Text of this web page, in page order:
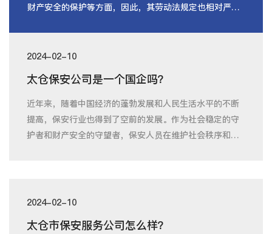
财产安全的保护等方面，因此，其劳动法规定也相对严
2024-02-10
太仓保安公司是一个国企吗？
近年来，随着中国经济的蓬勃发展和人民生活水平的不断
提高，保安行业也得到了空前的发展。作为社会稳定的守
护者和财产安全的守望者，保安人员在维护社会秩序和公
2024-02-10
太仓市保安服务公司怎么样？